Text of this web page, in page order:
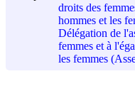
droits des
hommes et les
Délégation de
femmes et à
les femmes